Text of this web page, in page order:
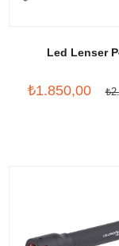
Led Lenser
₺1.850,00